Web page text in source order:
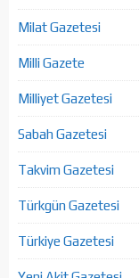
Milat Gazetesi
Milli Gazete
Milliyet Gazetesi
Sabah Gazetesi
Takvim Gazetesi
Türkgün Gazetesi
Türkiye Gazetesi